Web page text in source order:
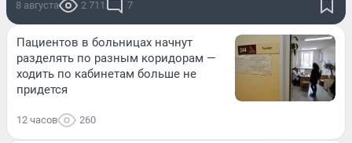
8 августа 2 711 7
Пациентов в больницах начнут
разделять по разным коридорам —
ходить по кабинетам больше не
придется
12 часов 260